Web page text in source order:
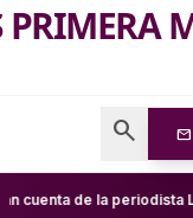
PRIMERA
search mail
cuenta de la periodista